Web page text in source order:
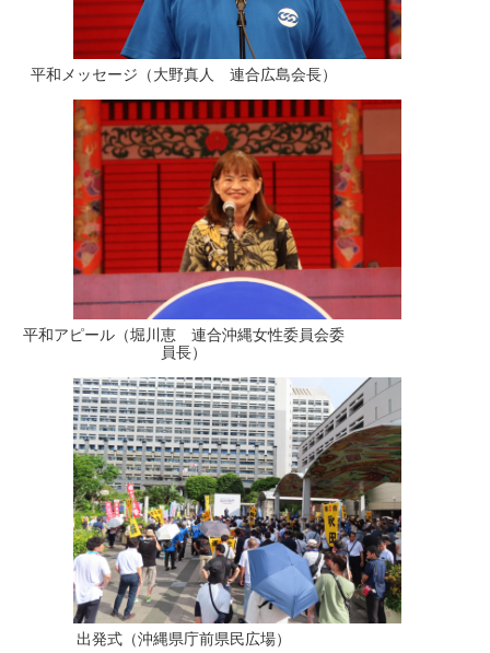
平和メッセージ（大野真人 連合広島会長）
平和アピール（堀川恵 連合沖縄女性委員会委
員長）
出発式（沖縄県庁前県民広場）